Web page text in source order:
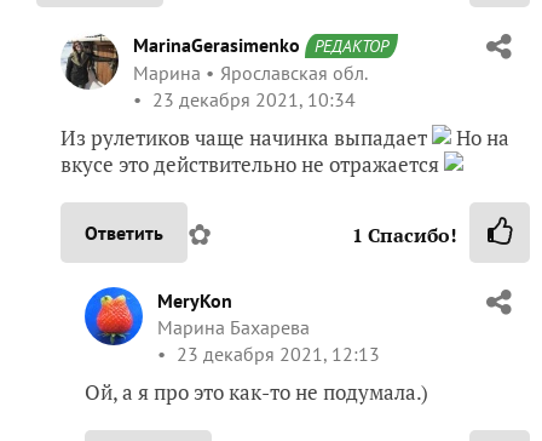
MarinaGerasimenko РЕДАКТОР
Марина
Ярославская обл.
23 декабря 2021, 10:34
Из рулетиков чаще начинка выпадает
Но на
вкусе это действительно не отражается
Ответить ✿ 1 Спасибо!
MeryKon
Марина Бахарева
23 декабря 2021, 12:13
Ой, а я про это как-то не подумала.)